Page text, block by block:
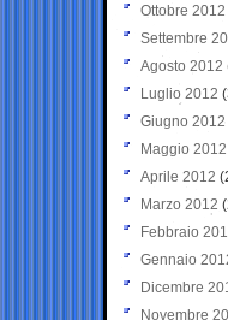
Ottobre 2012
Settembre
Agosto 2012
Luglio 2012
Giugno 2012
Maggio 2012
Aprile 2012
Marzo 2012
Febbraio
Gennaio
Dicembre
Novembre